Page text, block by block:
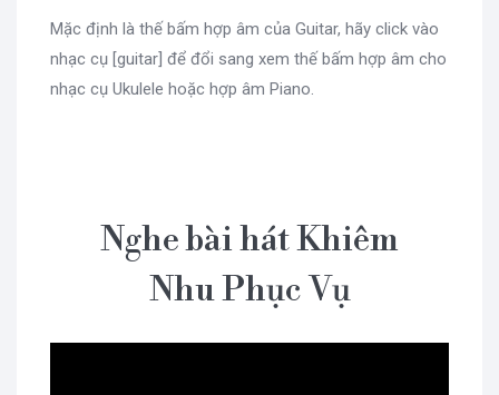
Mặc định là thế bấm hợp âm của Guitar, hãy click vào
nhạc cụ [guitar] để đổi sang xem thế bấm hợp âm cho
nhạc cụ Ukulele hoặc hợp âm Piano.
Nghe bài hát Khiêm
Nhu Phục Vụ